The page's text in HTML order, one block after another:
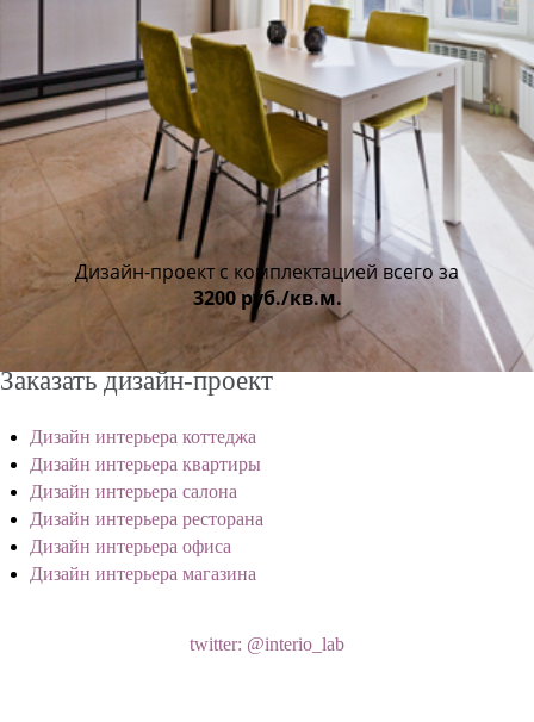
Дизайн-проект с комплектацией всего за
3200 руб./кв.м.
Заказать дизайн-проект
Дизайн интерьера коттеджа
Дизайн интерьера квартиры
Дизайн интерьера салона
Дизайн интерьера ресторана
Дизайн интерьера офиса
Дизайн интерьера магазина
twitter: @interio_lab